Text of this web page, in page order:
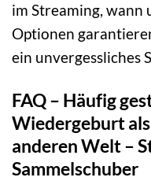
im Streaming, wann
Optionen
ein unvergessliches
FAQ – Häufig
Wiedergeburt
anderen Welt –
Sammelschuber